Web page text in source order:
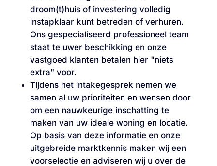
droom(t)huis of investering volledig
instapklaar kunt betreden of verhuren.
Ons gespecialiseerd professioneel team
staat te uwer beschikking en onze
vastgoed klanten betalen hier "niets
extra" voor.
Tijdens het intakegesprek nemen we
samen al uw prioriteiten en wensen door
om een nauwkeurige inschatting te
maken van uw ideale woning en locatie.
Op basis van deze informatie en onze
uitgebreide marktkennis maken wij een
voorselectie en adviseren wij u over de